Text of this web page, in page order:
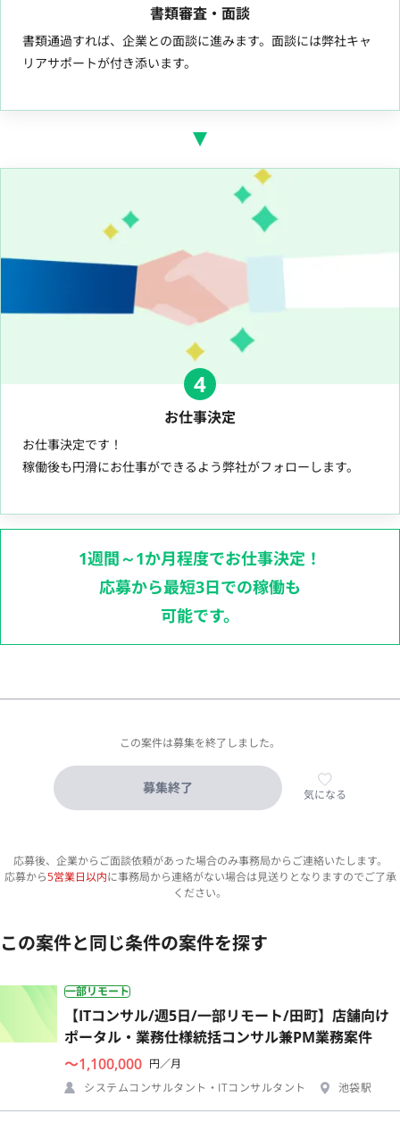
書類審査・面談
書類通過すれば、企業との面談に進みます。面談には弊社キャ
リアサポートが付き添います。
4
お仕事決定
お仕事決定です！
稼働後も円滑にお仕事ができるよう弊社がフォローします。
1週間～1か月程度でお仕事決定！
応募から最短3日での稼働も
可能です。
この案件は募集を終了しました。
募集終了 気になる
応募後、企業からご面談依頼があった場合のみ事務局からご連絡いたします。
応募から5営業日以内に事務局から連絡がない場合は見送りとなりますのでご了承
ください。
この案件と同じ条件の案件を探す
一部リモート
【ITコンサル/週5日/一部リモート/田町】店舗向け
ポータル・業務仕様統括コンサル兼PM業務案件
〜1,100,000 円／月
システムコンサルタント・ITコンサルタント
池袋駅